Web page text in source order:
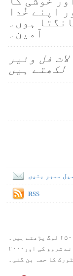
اپنے خُدا
ہوں۔
آمین۔
فل وئیر
لکھتے ہیں
ممبر بنیں
RSS
آج کی آیت موجودہ دور میں ہر مہنے میں ۲۵۰،۰۰۰ لوگ پڑھتے ہیں۔
ورس آف دا ڈے ڈاٹ کام ۱۹۹۸ میں بین سٹیڈ نے شروع کی اور۲۰۰۰
کا حصہ بن گئی۔